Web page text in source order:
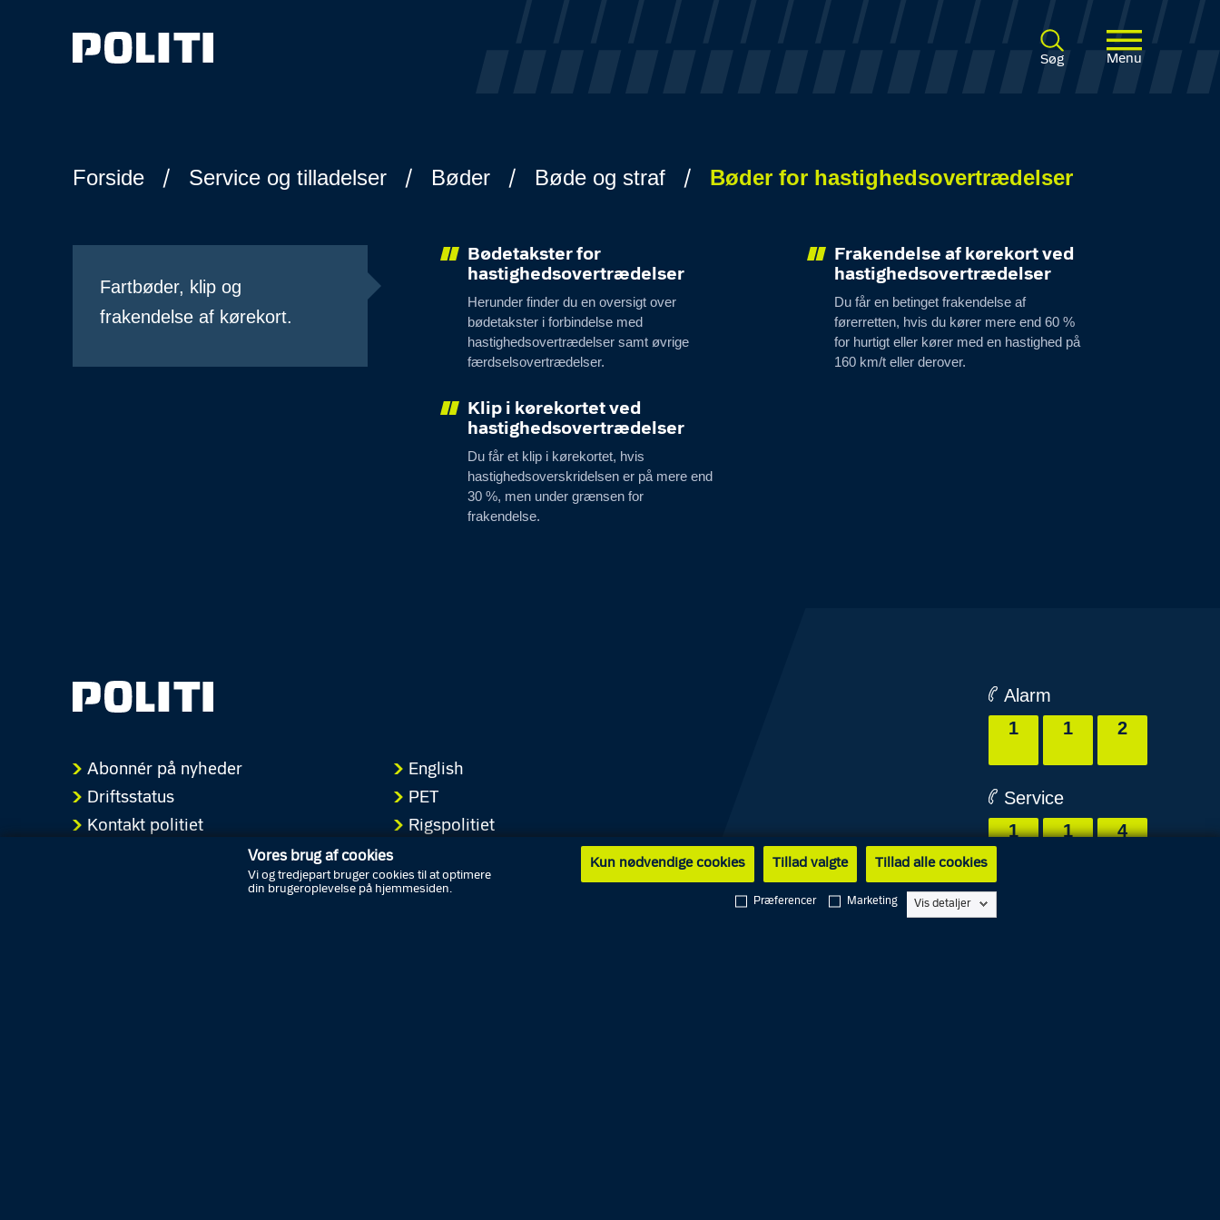
Vores brug af cookies
Vi og tredjepart bruger cookies til at optimere
din brugeroplevelse på hjemmesiden.
Kun nødvendige cookies Tillad valgte Tillad alle cookies
Præferencer Marketing Vis detaljer
Søg Menu
Forside Service og tilladelser Bøder Bøde og straf Bøder for hastighedsovertrædelser
Fartbøder, klip og
frakendelse af kørekort.
Bødetakster for
hastighedsovertrædelser
Herunder finder du en oversigt over
bødetakster i forbindelse med
hastighedsovertrædelser samt øvrige
færdselsovertrædelser.
Frakendelse af kørekort ved
hastighedsovertrædelser
Du får en betinget frakendelse af
førerretten, hvis du kører mere end 60 %
for hurtigt eller kører med en hastighed på
160 km/t eller derover.
Klip i kørekortet ved
hastighedsovertrædelser
Du får et klip i kørekortet, hvis
hastighedsoverskridelsen er på mere end
30 %, men under grænsen for
frakendelse.
Abonnér på nyheder
Driftsstatus
Kontakt politiet
English
PET
Rigspolitiet
National enhed for Særlig
Alarm
1
1 2
Service
1
1 4